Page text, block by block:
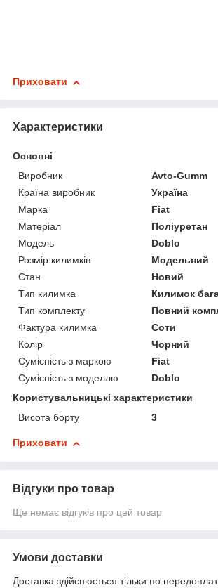
Приховати
Характеристики
Основні
Виробник
Avto-Gumm
Країна виробник
Україна
Марка
Fiat
Матеріал
Поліуретан
Модель
Doblo
Розмір килимків
Модельний
Стан
Новий
Тип килимка
Килимок
Тип комплекту
Повний
Фактура килимка
Соти
Колір
Чорний
Сумісність з маркою
Fiat
Сумісність з моделлю
Doblo
Користувальницькі характеристики
Висота борту
3
Приховати
Відгуки про товар
Ще немає відгуків про цей товар
Умови доставки
Доставка здійснюється тільки по